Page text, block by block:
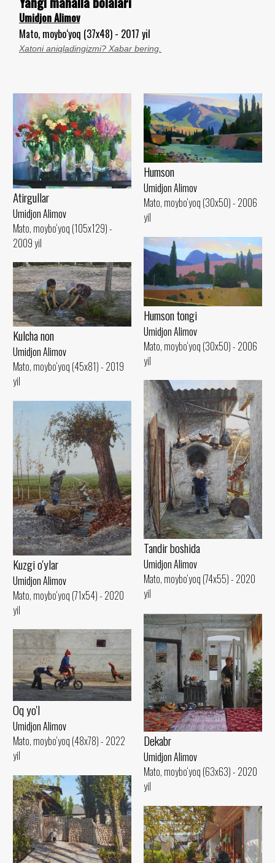
Umidjon Alimov
Mato, moybo‘yoq (37x48) - 2017 yil
Xatoni aniqladingizmi? Xabar bering.
Atirgullar
Umidjon Alimov
Mato, moybo‘yoq (105x129) -
2009 yil
Humson
Umidjon Alimov
Mato, moybo‘yoq (30x50) - 2006
yil
Humson tongi
Umidjon Alimov
Mato, moybo‘yoq (30x50) - 2006
yil
Kulcha non
Umidjon Alimov
Mato, moybo‘yoq (45x81) - 2019
yil
Tandir boshida
Umidjon Alimov
Mato, moybo‘yoq (74x55) - 2020
yil
Kuzgi o'ylar
Umidjon Alimov
Mato, moybo‘yoq (71x54) - 2020
yil
Dekabr
Umidjon Alimov
Mato, moybo‘yoq (63x63) - 2020
yil
Oq yo'l
Umidjon Alimov
Mato, moybo‘yoq (48x78) - 2022
yil